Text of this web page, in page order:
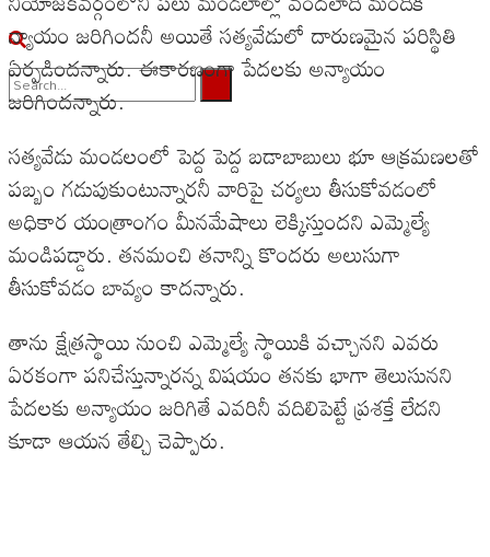
View All Result
న్యాయం జరిగిందనీ అయితే సత్యవేడులో దారుణమైన పరిస్థితి
ఏర్పడిందన్నారు. ఈకారణంగా పేదలకు అన్యాయం
జరిగిందన్నారు.
సత్యవేడు మండలంలో పెద్ద పెద్ద బడాబాబులు భూ ఆక్రమణలతో
పబ్బం గడుపుకుంటున్నారనీ వారిపై చర్యలు తీసుకోవడంలో
అధికార యంత్రాంగం మీనమేషాలు లెక్కిస్తుందని ఎమ్మెల్యే
మండిపడ్డారు. తనమంచి తనాన్ని కొందరు అలుసుగా
తీసుకోవడం బావ్యం కాదన్నారు.
తాను క్షేత్రస్థాయి నుంచి ఎమ్మెల్యే స్థాయికి వచ్చానని ఎవరు
ఏరకంగా పనిచేస్తున్నారన్న విషయం తనకు భాగా తెలుసునని
పేదలకు అన్యాయం జరిగితే ఎవరినీ వదిలిపెట్టే ప్రశక్తే లేదని
కూడా ఆయన తేల్చి చెప్పారు.